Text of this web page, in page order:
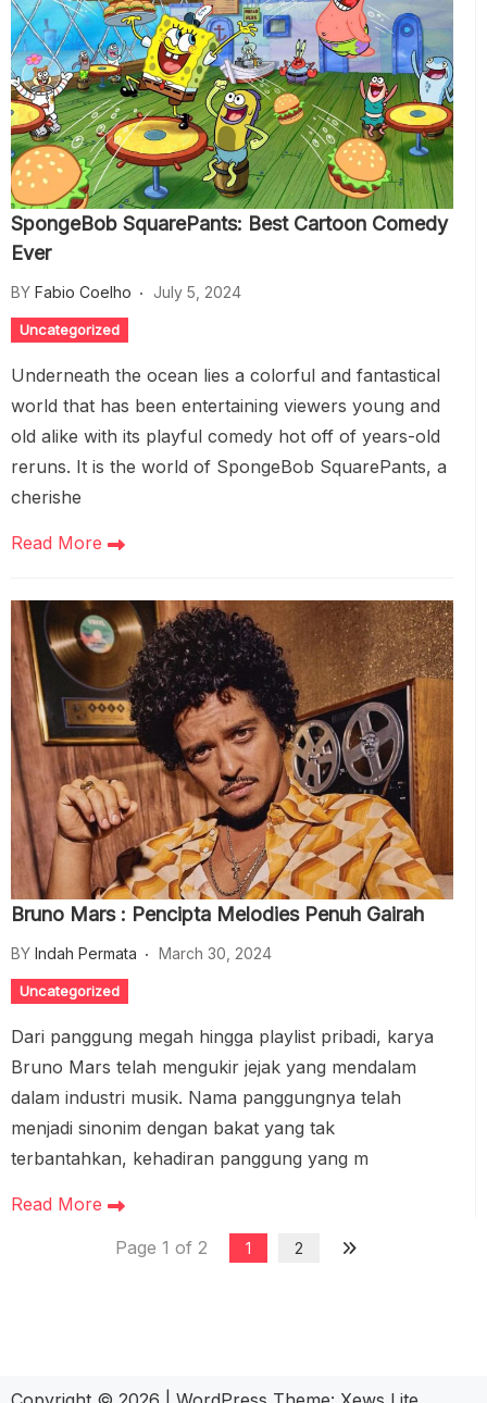
SpongeBob SquarePants: Best Cartoon Comedy
Ever
BY Fabio Coelho July 5, 2024
Uncategorized
Underneath the ocean lies a colorful and fantastical
world that has been entertaining viewers young and
old alike with its playful comedy hot off of years-old
reruns. It is the world of SpongeBob SquarePants, a
cherishe
Read More
Bruno Mars : Pencipta Melodies Penuh Gairah
BY Indah Permata March 30, 2024
Uncategorized
Dari panggung megah hingga playlist pribadi, karya
Bruno Mars telah mengukir jejak yang mendalam
dalam industri musik. Nama panggungnya telah
menjadi sinonim dengan bakat yang tak
terbantahkan, kehadiran panggung yang m
Read More
Page 1 of 2
1 2